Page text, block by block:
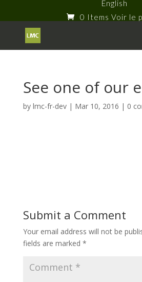
English
0 Items
See one of our
by lmc-fr-dev| Mar 10, 2016 | 0
Submit a Comment
Your email address will not be
fields are marked *